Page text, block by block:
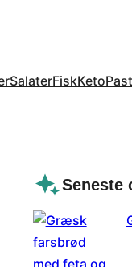
SalaterFiskKeto
Seneste